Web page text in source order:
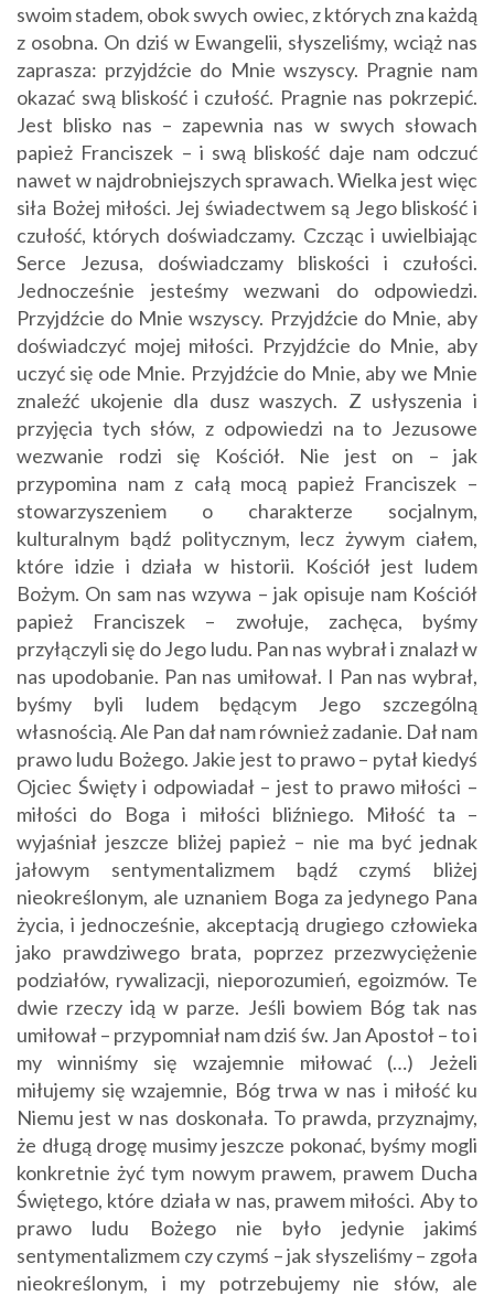
swoim stadem, obok swych owiec, z których zna każdą
z osobna. On dziś w Ewangelii, słyszeliśmy, wciąż nas
zaprasza: przyjdźcie do Mnie wszyscy. Pragnie nam
okazać swą bliskość i czułość. Pragnie nas pokrzepić.
Jest blisko nas – zapewnia nas w swych słowach
papież Franciszek – i swą bliskość daje nam odczuć
nawet w najdrobniejszych sprawach. Wielka jest więc
siła Bożej miłości. Jej świadectwem są Jego bliskość i
czułość, których doświadczamy. Czcząc i uwielbiając
Serce Jezusa, doświadczamy bliskości i czułości.
Jednocześnie jesteśmy wezwani do odpowiedzi.
Przyjdźcie do Mnie wszyscy. Przyjdźcie do Mnie, aby
doświadczyć mojej miłości. Przyjdźcie do Mnie, aby
uczyć się ode Mnie. Przyjdźcie do Mnie, aby we Mnie
znaleźć ukojenie dla dusz waszych. Z usłyszenia i
przyjęcia tych słów, z odpowiedzi na to Jezusowe
wezwanie rodzi się Kościół. Nie jest on – jak
przypomina nam z całą mocą papież Franciszek –
stowarzyszeniem o charakterze socjalnym,
kulturalnym bądź politycznym, lecz żywym ciałem,
które idzie i działa w historii. Kościół jest ludem
Bożym. On sam nas wzywa – jak opisuje nam Kościół
papież Franciszek – zwołuje, zachęca, byśmy
przyłączyli się do Jego ludu. Pan nas wybrał i znalazł w
nas upodobanie. Pan nas umiłował. I Pan nas wybrał,
byśmy byli ludem będącym Jego szczególną
własnością. Ale Pan dał nam również zadanie. Dał nam
prawo ludu Bożego. Jakie jest to prawo – pytał kiedyś
Ojciec Święty i odpowiadał – jest to prawo miłości –
miłości do Boga i miłości bliźniego. Miłość ta –
wyjaśniał jeszcze bliżej papież – nie ma być jednak
jałowym sentymentalizmem bądź czymś bliżej
nieokreślonym, ale uznaniem Boga za jedynego Pana
życia, i jednocześnie, akceptacją drugiego człowieka
jako prawdziwego brata, poprzez przezwyciężenie
podziałów, rywalizacji, nieporozumień, egoizmów. Te
dwie rzeczy idą w parze. Jeśli bowiem Bóg tak nas
umiłował – przypomniał nam dziś św. Jan Apostoł – to i
my winniśmy się wzajemnie miłować (…) Jeżeli
miłujemy się wzajemnie, Bóg trwa w nas i miłość ku
Niemu jest w nas doskonała. To prawda, przyznajmy,
że długą drogę musimy jeszcze pokonać, byśmy mogli
konkretnie żyć tym nowym prawem, prawem Ducha
Świętego, które działa w nas, prawem miłości. Aby to
prawo ludu Bożego nie było jedynie jakimś
sentymentalizmem czy czymś – jak słyszeliśmy – zgoła
nieokreślonym, i my potrzebujemy nie słów, ale